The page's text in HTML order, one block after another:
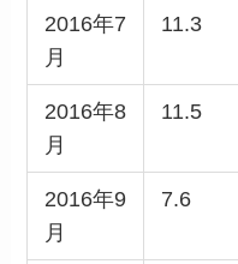
2016年7
月
11.3
2016年8
月
11.5
2016年9
月
7.6